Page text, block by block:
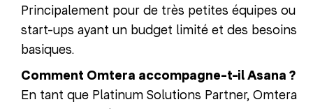
Principalement pour de très petites équipes ou
start-ups ayant un budget limité et des besoins
basiques.
Comment Omtera accompagne-t-il Asana ?
En tant que Platinum Solutions Partner, Omtera